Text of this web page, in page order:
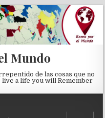
Mundo
de las cosas que no
live a life you will Remember